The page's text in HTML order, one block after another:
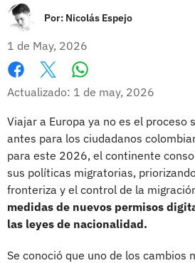
Por: Nicolás Espejo
1 de May, 2026
Facebook
X
Actualizado: 1 de may, 2026
Viajar a Europa ya no es el proceso
antes para los ciudadanos
para este 2026, el continente
sus políticas migratorias,
fronteriza y el control de la
medidas de nuevos permisos
las leyes de nacionalidad.
Se conoció que uno de los cambios